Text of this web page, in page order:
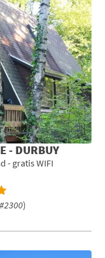
- DURBUY
- gratis WIFI
#2300)